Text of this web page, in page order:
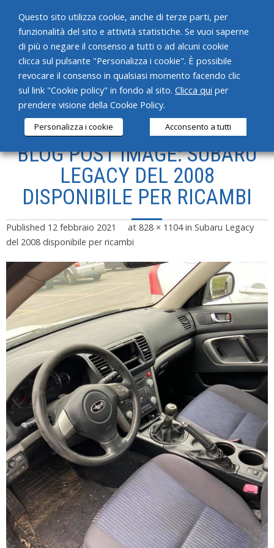
HOME
CHI SIAMO
SERVIZI
PRODOTTI
NEWS
CONTATTI
BLOG POST IMAGE: SUBARU
LEGACY DEL 2008
DISPONIBILE PER RICAMBI
Published 12 febbraio 2021 at 828 × 1104in Subaru Legacy
del 2008 disponibile per ricambi
Questo sito utilizza cookie, anche di terze parti, per
funzionalità del sito e attività statistiche. Se vuoi saperne
di più o negare il consenso a tutti o ad alcuni cookie
clicca sul pulsante "Personalizza i cookie". È possibile
revocare il consenso in qualsiasi momento facendo clic
sul link "Cookie policy" in fondo al sito. Clicca qui per
prendere visione della Cookie Policy.
Personalizza i cookie Acconsento a tutti